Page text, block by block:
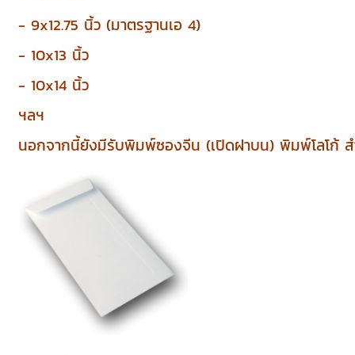
- 9x12.75 นิ้ว (มาตรฐานเอ 4)
- 10x13 นิ้ว
- 10x14 นิ้ว
ฯลฯ
นอกจากนี้ยังมีรับพิมพ์ซองจีน (เปิดฝาบน) พิมพ์โลโก้ ส